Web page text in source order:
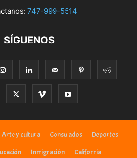
747-999-5514
SÍGUENOS
Arte y cultura Consulados Deportes
Inmigración California